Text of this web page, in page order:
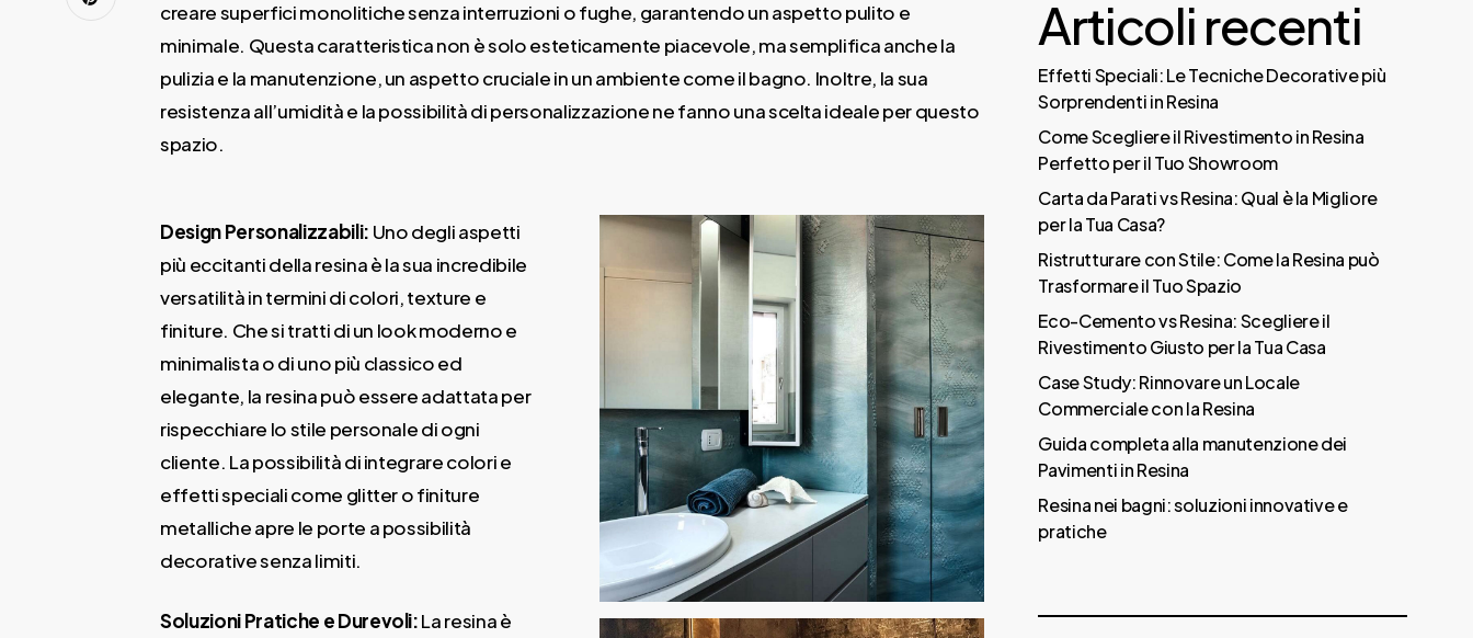
creare superfici monolitiche senza interruzioni o fughe, garantendo un aspetto pulito e
minimale. Questa caratteristica non è solo esteticamente piacevole, ma semplifica anche la
pulizia e la manutenzione, un aspetto cruciale in un ambiente come il bagno. Inoltre, la sua
resistenza all’umidità e la possibilità di personalizzazione ne fanno una scelta ideale per questo
spazio.
Design Personalizzabili: Uno degli aspetti
più eccitanti della resina è la sua incredibile
versatilità in termini di colori, texture e
finiture. Che si tratti di un look moderno e
minimalista o di uno più classico ed
elegante, la resina può essere adattata per
rispecchiare lo stile personale di ogni
cliente. La possibilità di integrare colori e
effetti speciali come glitter o finiture
metalliche apre le porte a possibilità
decorative senza limiti.
Soluzioni Pratiche e Durevoli:La resina è
Articoli recenti
Effetti Speciali: Le Tecniche Decorative più
Sorprendenti in Resina
Come Scegliere il Rivestimento in Resina
Perfetto per il Tuo Showroom
Carta da Parati vs Resina: Qual è la Migliore
per la Tua Casa?
Ristrutturare con Stile: Come la Resina può
Trasformare il Tuo Spazio
Eco-Cemento vs Resina: Scegliere il
Rivestimento Giusto per la Tua Casa
Case Study: Rinnovare un Locale
Commerciale con la Resina
Guida completa alla manutenzione dei
Pavimenti in Resina
Resina nei bagni: soluzioni innovative e
pratiche